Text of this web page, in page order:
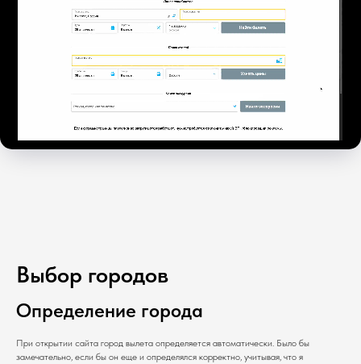
Выбор городов
Определение города
При открытии сайта город вылета определяется автоматически. Было бы
замечательно, если бы он еще и определялся корректно, учитывая, что я